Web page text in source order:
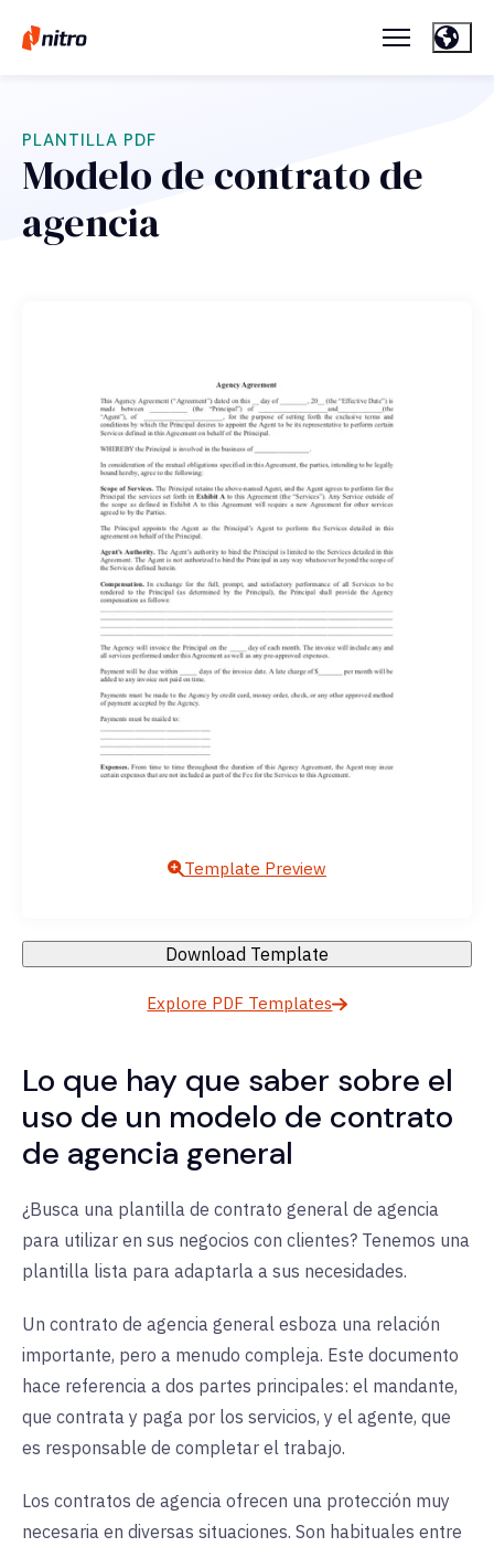
PLANTILLA PDF
Modelo de contrato de
agencia
Template Preview
Download Template
Explore PDF Templates
Lo que hay que saber sobre el
uso de un modelo de contrato
de agencia general
¿Busca una plantilla de contrato general de agencia
para utilizar en sus negocios con clientes? Tenemos una
plantilla lista para adaptarla a sus necesidades.
Un contrato de agencia general esboza una relación
importante, pero a menudo compleja. Este documento
hace referencia a dos partes principales: el mandante,
que contrata y paga por los servicios, y el agente, que
es responsable de completar el trabajo.
Los contratos de agencia ofrecen una protección muy
necesaria en diversas situaciones. Son habituales entre